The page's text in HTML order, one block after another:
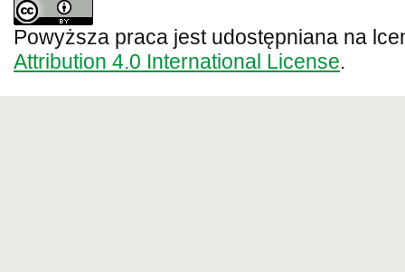
Powyższa praca jest udostępniana na
Attribution 4.0 International License.